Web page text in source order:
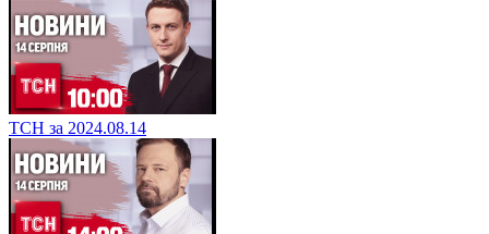
ТСН за 2024.08.14